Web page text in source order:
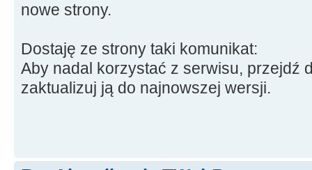
nowe strony.
Dostaję ze strony taki komunikat:
Aby nadal korzystać z serwisu, przejdź
zaktualizuj ją do najnowszej wersji.